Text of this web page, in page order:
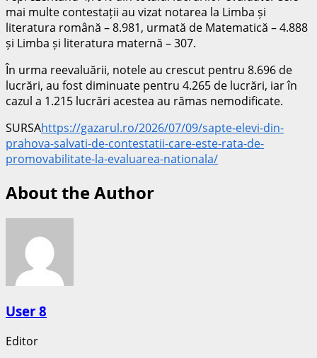
mai multe contestații au vizat notarea la Limba și
literatura română – 8.981, urmată de Matematică – 4.888
și Limba și literatura maternă – 307.
În urma reevaluării, notele au crescut pentru 8.696 de
lucrări, au fost diminuate pentru 4.265 de lucrări, iar în
cazul a 1.215 lucrări acestea au rămas nemodificate.
SURSAhttps://gazarul.ro/2026/07/09/sapte-elevi-din-
prahova-salvati-de-contestatii-care-este-rata-de-
promovabilitate-la-evaluarea-nationala/
About the Author
User 8
Editor